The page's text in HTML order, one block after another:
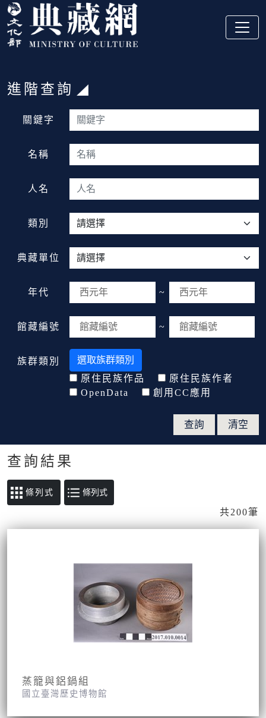
跳到主要內容
:::
:::
進階查詢
關鍵字
名稱
人名
類別
典藏單位
年代 ~
館藏編號 ~
族群類別
選取族群類別
原住民族作品
原住民族作者
OpenData
創用CC應用
查詢結果
條列式
共200筆
蒸籠與鋁鍋組
國立臺灣歷史博物館